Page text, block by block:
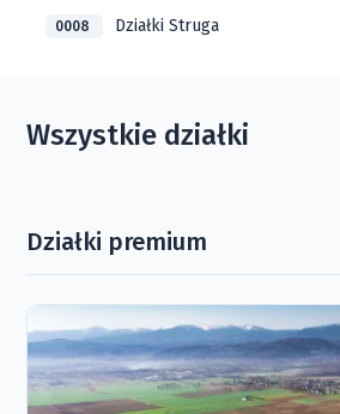
0008 Działki Struga
Wszystkie działki
Działki premium